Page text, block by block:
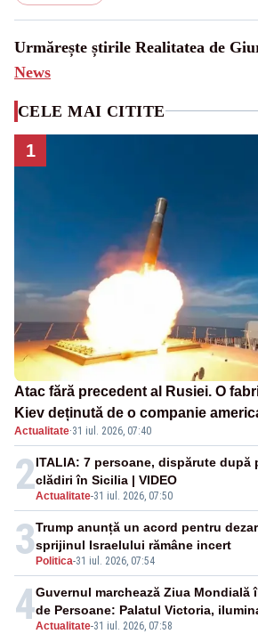
Urmărește știrile Realitatea de
News
CELE MAI CITITE
1
Atac fără precedent al Rusiei. O
Kiev deținută de o companie
rachetă rusească
Actualitate·31 iul. 2026, 07:40
2Actualitate-31 iul. 2026, 07:50
ITALIA: 7 persoane, dispărute după
clădiri în Sicilia | VIDEO
3 Politica-31 iul. 2026, 07:54
Trump anunță un acord pentru
sprijinul Israelului rămâne incert
4Actualitate-31 iul. 2026, 07:58
Guvernul marchează Ziua Mondială
de Persoane: Palatul Victoria,